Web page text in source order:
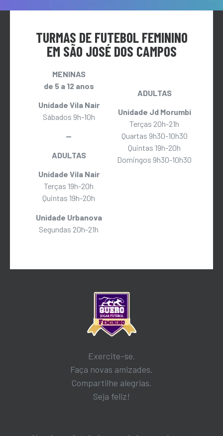
TURMAS DE FUTEBOL FEMININO
EM SÃO JOSÉ DOS CAMPOS
MENINAS
de 5 a 12 anos
Unidade Vila Nair
Sábados 9h-10h
—
ADULTAS
Unidade Vila Nair
Terças 19h-20h
Quintas 19h-20h
Unidade Urbanova
Segundas 20h-21h
ADULTAS
Unidade Jd Morumbi
Terças 20h-21h
Quartas 9h30-10h30
Quintas 19h-20h
Domingos 9h30-10h30
Exercite-se.
Faça novas amizades.
Compartilhe alegrias.
Seja feliz!